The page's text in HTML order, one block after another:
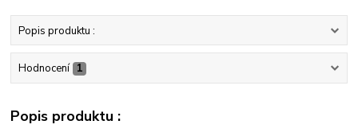
Popis produktu :
Hodnocení 1
Popis produktu :